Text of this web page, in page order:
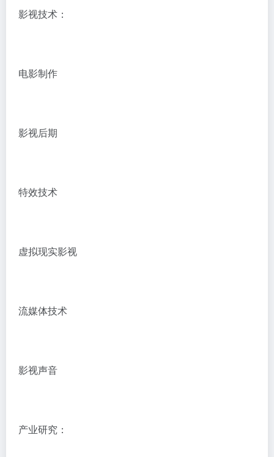
影视技术：
电影制作
影视后期
特效技术
虚拟现实影视
流媒体技术
影视声音
产业研究：